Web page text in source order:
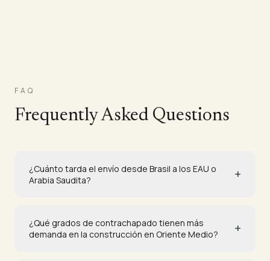
FAQ
Frequently Asked Questions
¿Cuánto tarda el envío desde Brasil a los EAU o
Arabia Saudita?
+
¿Qué grados de contrachapado tienen más
demanda en la construcción en Oriente Medio?
+